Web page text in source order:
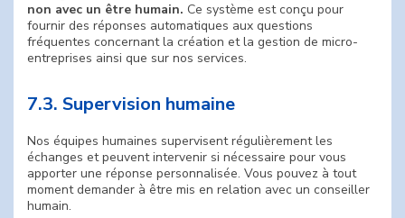
non avec un être humain. Ce système est conçu pour
fournir des réponses automatiques aux questions
fréquentes concernant la création et la gestion de micro-
entreprises ainsi que sur nos services.
7.3. Supervision humaine
Nos équipes humaines supervisent régulièrement les
échanges et peuvent intervenir si nécessaire pour vous
apporter une réponse personnalisée. Vous pouvez à tout
moment demander à être mis en relation avec un conseiller
humain.